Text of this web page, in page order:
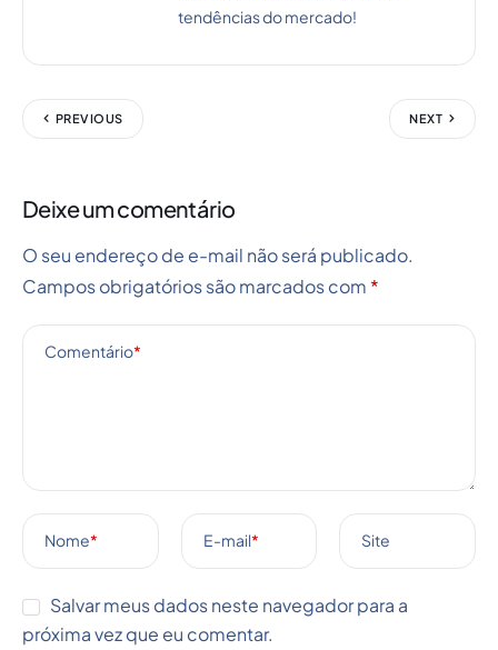
tendências do mercado!
PREVIOUS NEXT
Deixe um comentário
O seu endereço de e-mail não será publicado.
Campos obrigatórios são marcados com *
Comentário*
Nome* E-mail* Site
Salvar meus dados neste navegador para a
próxima vez que eu comentar.